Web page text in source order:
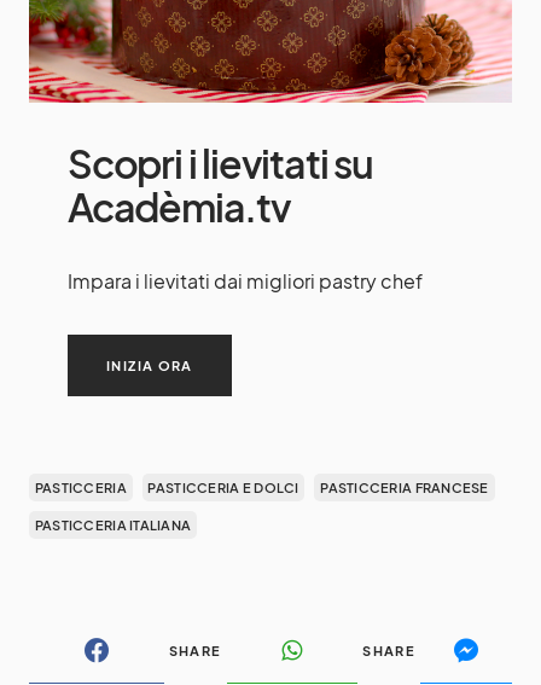
Scopri i lievitati su
Acadèmia.tv
Impara i lievitati dai migliori pastry chef
INIZIA ORA
PASTICCERIA PASTICCERIA E DOLCI PASTICCERIA FRANCESE
PASTICCERIA ITALIANA
SHARE SHARE